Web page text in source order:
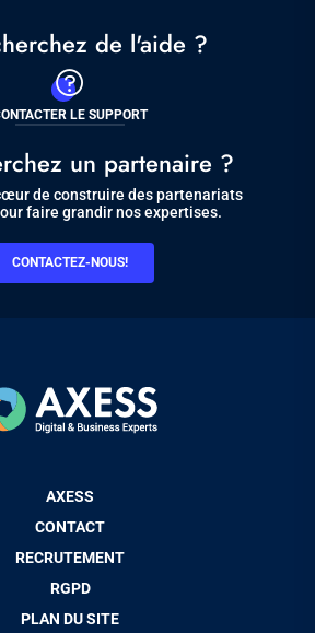
de l'aide ?
LE SUPPORT
un partenaire ?
de construire des partenariats
faire grandir nos expertises.
CONTACTEZ-NOUS!
AXESS
CONTACT
RECRUTEMENT
RGPD
PLAN DU SITE